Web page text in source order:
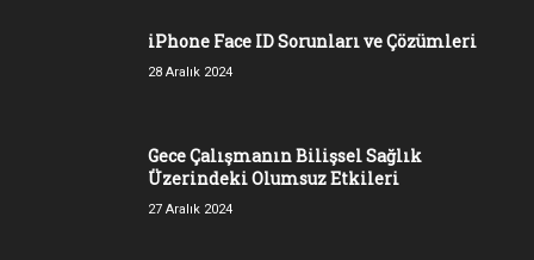
iPhone Face ID Sorunları ve Çözümleri
28 Aralık 2024
Gece Çalışmanın Bilişsel Sağlık
Üzerindeki Olumsuz Etkileri
27 Aralık 2024